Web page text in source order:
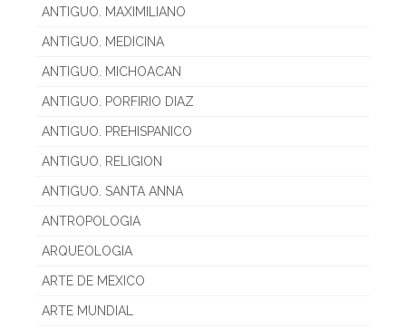
ANTIGUO. MAXIMILIANO
ANTIGUO. MEDICINA
ANTIGUO. MICHOACAN
ANTIGUO. PORFIRIO DIAZ
ANTIGUO. PREHISPANICO
ANTIGUO. RELIGION
ANTIGUO. SANTA ANNA
ANTROPOLOGIA
ARQUEOLOGIA
ARTE DE MEXICO
ARTE MUNDIAL